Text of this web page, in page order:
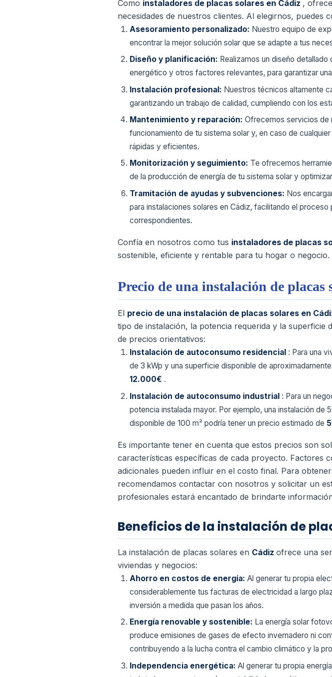
Como instaladores de placas solares en Cádiz ,
necesidades de nuestros clientes. Al elegirnos, puedes
Asesoramiento personalizado: Nuestro equipo de
encontrar la mejor solución solar que se adapte a tus
Diseño y planificación: Realizamos un diseño
energético y otros factores relevantes, para garantizar
Instalación profesional: Nuestros técnicos altamente
garantizando un trabajo de calidad, cumpliendo con los
Mantenimiento y reparación: Ofrecemos servicios de
funcionamiento de tu sistema solar y, en caso de
rápidas y eficientes.
Monitorización y seguimiento: Te ofrecemos
de la producción de energía de tu sistema solar y
Tramitación de ayudas y subvenciones: Nos
para instalaciones solares en Cádiz, facilitando el
correspondientes.
Confía en nosotros como tus instaladores de placas
sostenible, eficiente y rentable para tu hogar o negocio.
Precio de una instalación de placas
El precio de una instalación de placas solares en
tipo de instalación, la potencia requerida y la
de precios orientativos:
Instalación de autoconsumo residencial : Para una
de 3 kWp y una superficie disponible de
12.000€ .
Instalación de autoconsumo industrial : Para un
potencia instalada mayor. Por ejemplo, una instalación
disponible de 100 m² podría tener un precio estimado de
Es importante tener en cuenta que estos precios son
características específicas de cada proyecto. Factores
adicionales pueden influir en el costo final. Para
recomendamos contactar con nosotros y solicitar un
profesionales estará encantado de brindarte
Beneficios de la instalación de
La instalación de placas solares en Cádiz ofrece una
viviendas y negocios:
Ahorro en costos de energía: Al generar tu propia
considerablemente tus facturas de electricidad a largo
inversión a medida que pasan los años.
Energía renovable y sostenible: La energía solar
produce emisiones de gases de efecto invernadero ni
contribuyendo a la lucha contra el cambio climático y la
Independencia energética: Al generar tu propia